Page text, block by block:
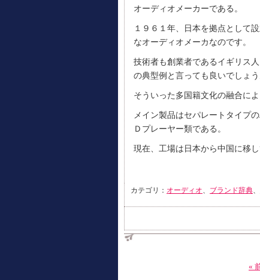
オーディオメーカーである。
１９６１年、日本を拠点として
なオーディオメーカなのです。
技術者も創業者であるイギリス
の典型例と言っても良いでしょう
そういった多国籍文化の融合に
メイン製品はセパレートタイプ
Ｄプレーヤー類である。
現在、工場は日本から中国に移
カテゴリ： オーディオ、 ブランド辞典、
«